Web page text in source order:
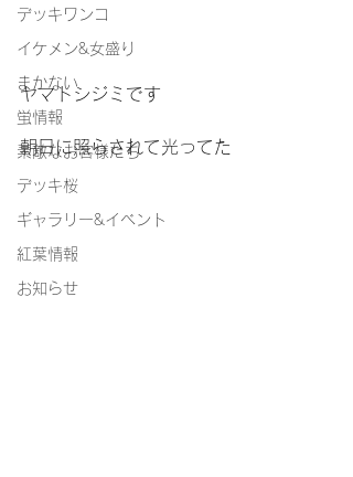
デッキワンコ
イケメン&女盛り
まかない
蛍情報
素敵なお客様たち
デッキ桜
ギャラリー&イベント
紅葉情報
お知らせ
ヤマトシジミです
朝日に照らされて光ってた